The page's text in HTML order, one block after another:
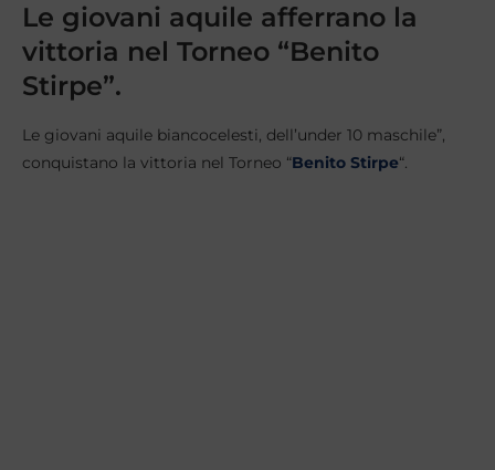
Le giovani aquile afferrano la
vittoria nel Torneo “Benito
Stirpe”.
Le giovani aquile biancocelesti, dell’under 10 maschile”,
conquistano la vittoria nel Torneo “Benito Stirpe“.